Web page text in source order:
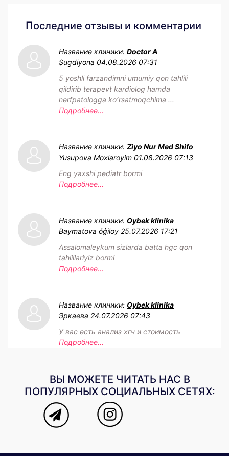
Последние отзывы и комментарии
Название клиники: Doctor A
Sugdiyona 04.08.2026 07:31
5 yoshli farzandimni umumiy qon tahlili
qildirib terapevt kardiolog hamda
nerfpatologga koʻrsatmoqchima ...
Подробнее...
Название клиники: Ziyo Nur Med Shifo
Yusupova Moxlaroyim 01.08.2026 07:13
Eng yaxshi pediatr bormi
Подробнее...
Название клиники: Oybek klinika
Baymatova óģiloy 25.07.2026 17:21
Assalomaleykum sizlarda batta hgc qon
tahlillariyiz bormi
Подробнее...
Название клиники: Oybek klinika
Эркаева 24.07.2026 07:43
У вас есть анализ хгч и стоимость
Подробнее...
ВЫ МОЖЕТЕ ЧИТАТЬ НАС В
ПОПУЛЯРНЫХ СОЦИАЛЬНЫХ СЕТЯХ: